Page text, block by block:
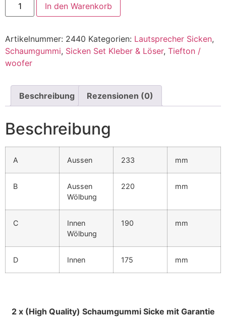
In den Warenkorb
Artikelnummer: 2440 Kategorien: Lautsprecher Sicken,
Schaumgummi, Sicken Set Kleber & Löser, Tiefton /
woofer
Beschreibung Rezensionen (0)
Beschreibung
A Aussen 233 mm
B
Aussen
Wölbung
220 mm
C
Innen
Wölbung
190 mm
D Innen 175 mm
2 x (High Quality) Schaumgummi Sicke mit Garantie